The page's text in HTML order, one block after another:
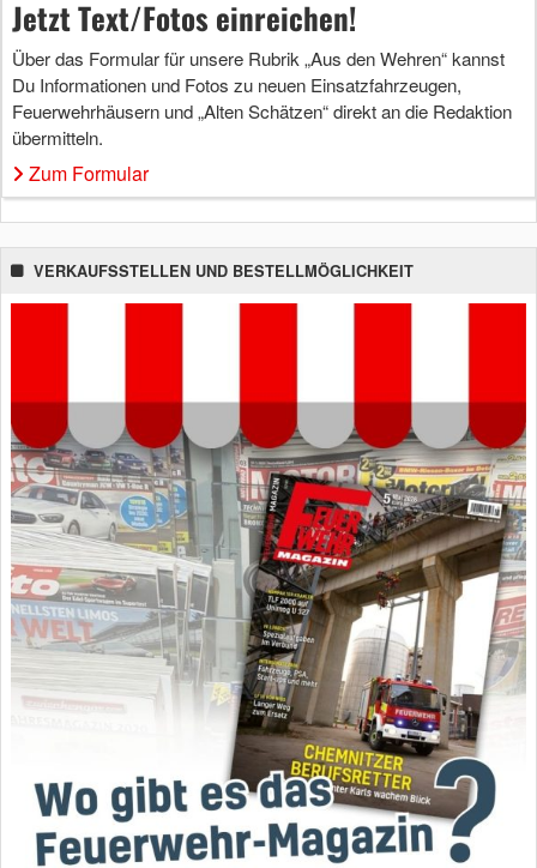
Jetzt Text/Fotos einreichen!
Über das Formular für unsere Rubrik „Aus den Wehren“ kannst
Du Informationen und Fotos zu neuen Einsatzfahrzeugen,
Feuerwehrhäusern und „Alten Schätzen“ direkt an die Redaktion
übermitteln.
Zum Formular
VERKAUFSSTELLEN UND BESTELLMÖGLICHKEIT